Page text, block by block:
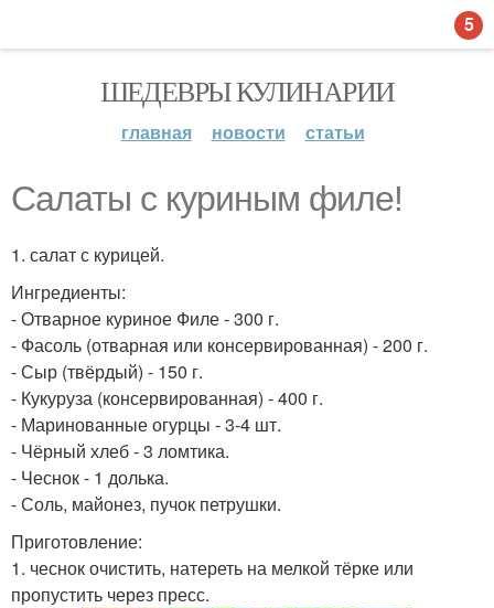
ШЕДЕВРЫ КУЛИНАРИИ
главная новости статьи
Салаты с куриным филе!
1. салат с курицей.
Ингредиенты:
- Отварное куриное Филе - 300 г.
- Фасоль (отварная или консервированная) - 200 г.
- Сыр (твёрдый) - 150 г.
- Кукуруза (консервированная) - 400 г.
- Маринованные огурцы - 3-4 шт.
- Чёрный хлеб - 3 ломтика.
- Чеснок - 1 долька.
- Соль, майонез, пучок петрушки.
Приготовление:
1. чеснок очистить, натереть на мелкой тёрке или
пропустить через пресс.
5